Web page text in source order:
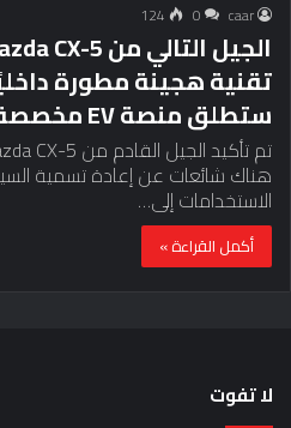
caar
0
124
تقنية هجينة مطورة
ستطلق منصة EV مخصصة في عام 2027
هناك شائعات عن إعادة تسمية
الاستخدامات إلى…
أكمل القراءة »
لا تفوت